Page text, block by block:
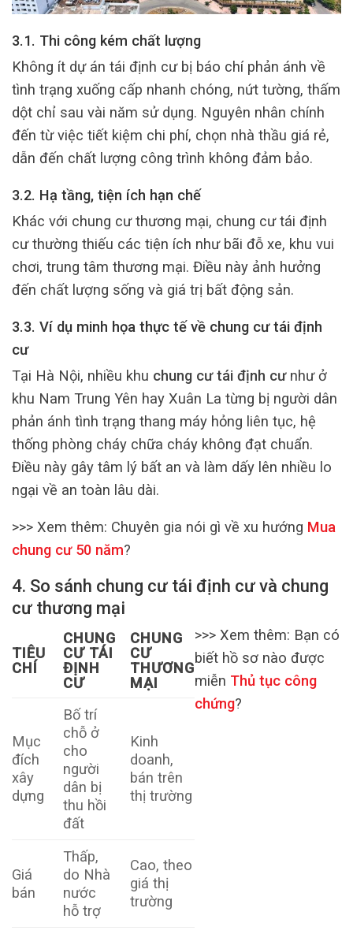
3.1. Thi công kém chất lượng
Không ít dự án tái định cư bị báo chí phản ánh về
tình trạng xuống cấp nhanh chóng, nứt tường, thấm
dột chỉ sau vài năm sử dụng. Nguyên nhân chính
đến từ việc tiết kiệm chi phí, chọn nhà thầu giá rẻ,
dẫn đến chất lượng công trình không đảm bảo.
3.2. Hạ tầng, tiện ích hạn chế
Khác với chung cư thương mại, chung cư tái định
cư thường thiếu các tiện ích như bãi đỗ xe, khu vui
chơi, trung tâm thương mại. Điều này ảnh hưởng
đến chất lượng sống và giá trị bất động sản.
3.3. Ví dụ minh họa thực tế về chung cư tái định
cư
Tại Hà Nội, nhiều khu chung cư tái định cưnhư ở
khu Nam Trung Yên hay Xuân La từng bị người dân
phản ánh tình trạng thang máy hỏng liên tục, hệ
thống phòng cháy chữa cháy không đạt chuẩn.
Điều này gây tâm lý bất an và làm dấy lên nhiều lo
ngại về an toàn lâu dài.
>>> Xem thêm: Chuyên gia nói gì về xu hướng Mua
chung cư 50 năm?
4. So sánh chung cư tái định cư và chung
cư thương mại
TIÊU
CHÍ
CHUNG
CƯ TÁI
ĐỊNH
CƯ
CHUNG
CƯ
THƯƠNG
MẠI
Mục
đích
xây
dựng
Bố trí
chỗ ở
cho
người
dân bị
thu hồi
đất
Kinh
doanh,
bán trên
thị trường
Giá
bán
Thấp,
do Nhà
nước
hỗ trợ
Cao, theo
giá thị
trường
>>> Xem thêm: Bạn có
biết hồ sơ nào được
miễn Thủ tục công
chứng?